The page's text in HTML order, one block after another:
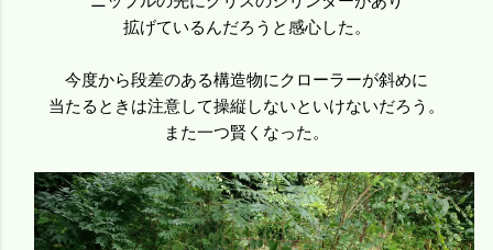
拡げているんだろうと感心した。
今度から段差のある構造物にクローラーが斜めに
当たるときは注意して操縦しないといけないだろう。
また一つ賢くなった。